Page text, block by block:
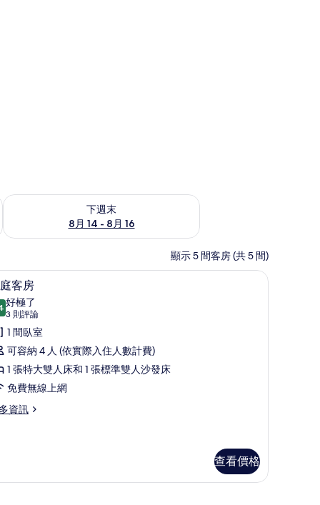
下週末
8月 14 - 8月 16
查看下週末 (8月 14 - 8月 16) 的供應情況
顯示 5 間客房 (共 5 間)
、熨斗/熨衣板、免費無線上網 家庭客房 | 高級寢具、客房內保險箱、熨斗/
8 客房
分，滿分 10 分
好極了
3 則評論
(3
則
評
論)
1 間臥室
可容納 4 人 (依實際入住人數計費)
1 張特大雙人床和 1 張標準雙人沙發床
免費無線上網
資訊
查看價格
斗/熨衣板、免費無線上網